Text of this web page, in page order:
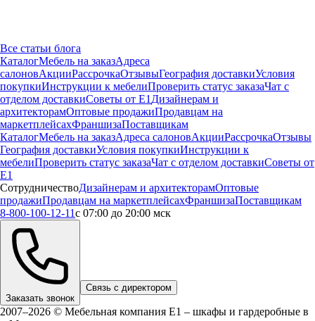
Все статьи блога
КаталогМебель на заказАдреса
салоновАкцииРассрочкаОтзывыГеография доставкиУсловия
покупкиИнструкции к мебелиПроверить статус заказаЧат с
отделом доставкиСоветы от Е1 Дизайнерам и
архитекторамОптовые продажиПродавцам на
маркетплейсахФраншизаПоставщикам
КаталогМебель на заказАдреса салоновАкцииРассрочкаОтзывы
География доставкиУсловия покупкиИнструкции к
мебелиПроверить статус заказаЧат с отделом доставкиСоветы от
Е1
СотрудничествоДизайнерам и архитекторамОптовые
продажиПродавцам на маркетплейсахФраншизаПоставщикам
8-800-100-12-11с 07:00 до 20:00 мск
Заказать звонок
Связь с директором
2007–2026 © Мебельная компания Е1 – шкафы и гардеробные в